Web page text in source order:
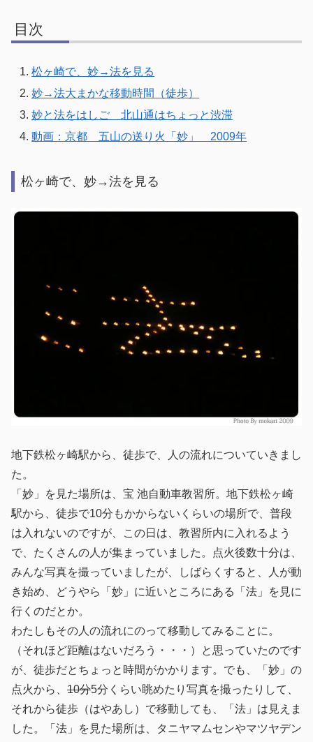
目次
松ヶ崎で、妙→法を見る
妙→法大まかな移動時間（徒歩）
妙と法をはしご 北山通はちょっと渋滞
動画：京都 五山の送り火「妙」 2009年
松ヶ崎で、妙→法を見る
地下鉄松ヶ崎駅から、徒歩で、人の流れについていきまし
た。
「妙」を見た場所は、宝 池自動車教習所。地下鉄松ヶ崎
駅から、徒歩で10分もかからないくらいの場所で、普段
は入れないのですが、この日は、教習所内に入れるよう
で、たくさんの人が集まっていました。点火後数十分は、
みんな写真を撮っていましたが、しばらくすると、人が動
き始め、どうやら「妙」に近いところにある「法」を見に
行くのだとか。
わたしもその人の流れにのって移動してみることに。
（それほど距離はないだろう・・・）と思っていたのです
が、徒歩だとちょっと時間がかかります。でも、「妙」の
点火から、 10分5分くらい眺めたり写真を撮ったりして、
それから徒歩（はやあし）で移動しても、「法」は見えま
した。「法」を見た場所は、タニヤマムセンやマツヤデン